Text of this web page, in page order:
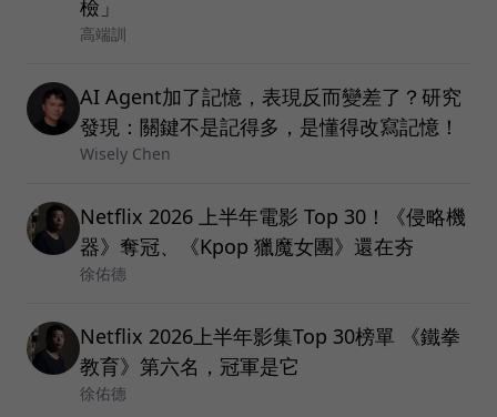
檢」
高端訓
AI Agent加了記憶，表現反而變差了？研究
發現：關鍵不是記得多，是懂得改寫記憶！
Wisely Chen
Netflix 2026 上半年電影 Top 30！《侵略機
器》奪冠、《Kpop 獵魔女團》還在夯
徐佑德
Netflix 2026上半年影集Top 30榜單 《鐵拳
教育》第六名，冠軍是它
徐佑德